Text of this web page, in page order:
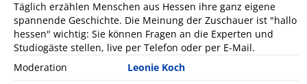
Täglich erzählen Menschen aus Hessen ihre ganz eigene
spannende Geschichte. Die Meinung der Zuschauer ist "hallo
hessen" wichtig: Sie können Fragen an die Experten und
Studiogäste stellen, live per Telefon oder per E-Mail.
Moderation
Leonie Koch